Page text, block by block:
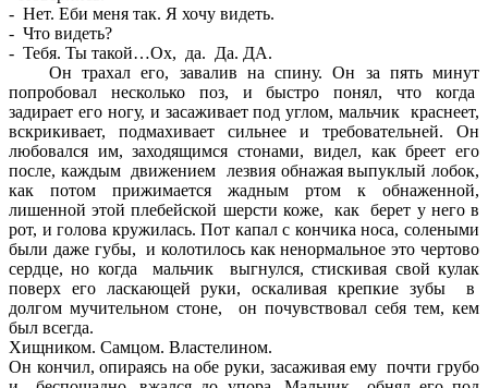
- Нет. Еби меня так. Я хочу видеть.
- Что видеть?
- Тебя. Ты такой…Ох, да. Да. ДА.
Он трахал его, завалив на спину. Он за пять минут
попробовал несколько поз, и быстро понял, что когда
задирает его ногу, и засаживает под углом, мальчик краснеет,
вскрикивает, подмахивает сильнее и требовательней. Он
любовался им, заходящимся стонами, видел, как бреет его
после, каждым движением лезвия обнажая выпуклый лобок,
как потом прижимается жадным ртом к обнаженной,
лишенной этой плебейской шерсти коже, как берет у него в
рот, и голова кружилась. Пот капал с кончика носа, солеными
были даже губы, и колотилось как ненормальное это чертово
сердце, но когда мальчик выгнулся, стискивая свой кулак
поверх его ласкающей руки, оскаливая крепкие зубы в
долгом мучительном стоне, он почувствовал себя тем, кем
был всегда.
Хищником. Самцом. Властелином.
Он кончил, опираясь на обе руки, засаживая ему почти грубо